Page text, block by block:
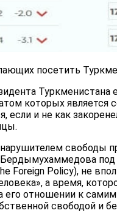
посетить
которых является
если и не как
свободы
Бердымухаммедова
Foreign Policy), не
а время,
его отношении к
свободой и